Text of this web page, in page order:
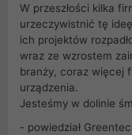
W przeszłości kilka
urzeczywistnić tę
ich projektów
wraz ze wzrostem
branży, coraz więcej
urządzenia.
Jesteśmy w dolinie
- powiedział